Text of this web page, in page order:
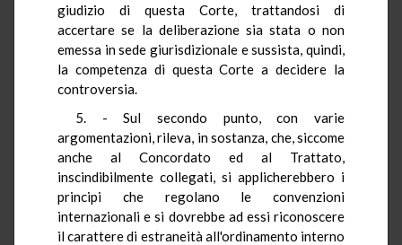
giudizio di questa Corte, trattandosi di
accertare se la deliberazione sia stata o non
emessa in sede giurisdizionale e sussista, quindi,
la competenza di questa Corte a decidere la
controversia.
5. - Sul secondo punto, con varie
argomentazioni, rileva, in sostanza, che, siccome
anche al Concordato ed al Trattato,
inscindibilmente collegati, si applicherebbero i
principi che regolano le convenzioni
internazionali e si dovrebbe ad essi riconoscere
il carattere di estraneità all'ordinamento interno